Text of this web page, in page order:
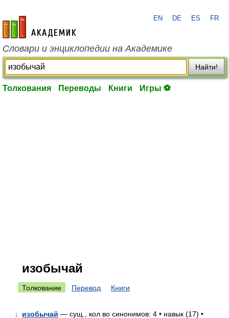
academic.ru
EN DE ES FR
Словари и энциклопедии на Академике
Найти!
Толкования Переводы Книги Игры ⚽
изобычай
Толкование Перевод Книги
1 изобычай — сущ., кол во синонимов: 4 • навык (17) •